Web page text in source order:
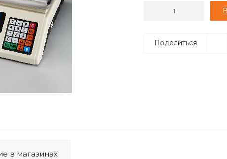
Поделиться
в магазинах